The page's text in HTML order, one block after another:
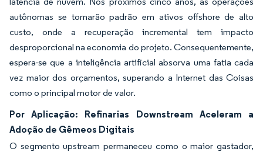
autônomas se tornarão padrão em ativos offshore de alto
custo, onde a recuperação incremental tem impacto
desproporcional na economia do projeto. Consequentemente,
espera-se que a inteligência artificial absorva uma fatia cada
vez maior dos orçamentos, superando a Internet das Coisas
como o principal motor de valor.
Por Aplicação: Refinarias Downstream Aceleram a
Adoção de Gêmeos Digitais
O segmento upstream permaneceu como o maior gastador,